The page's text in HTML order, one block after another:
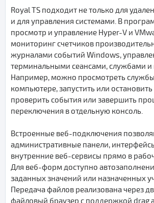
Royal TS подходит не только для
и для управления системами. В
просмотр и управление Hyper-V и
мониторинг счетчиков
журналами событий Windows,
терминальными сеансами, службами и
Например, можно просмотреть
компьютере, запустить или
проверить события или завершить
переключения в отдельную консоль.
Встроенные веб-подключения
административные панели,
внутренние веб-сервисы прямо в
Для веб-форм доступно
заданных значений или назначенных
Передача файлов реализована через
файловый браузер с поддержкой drag